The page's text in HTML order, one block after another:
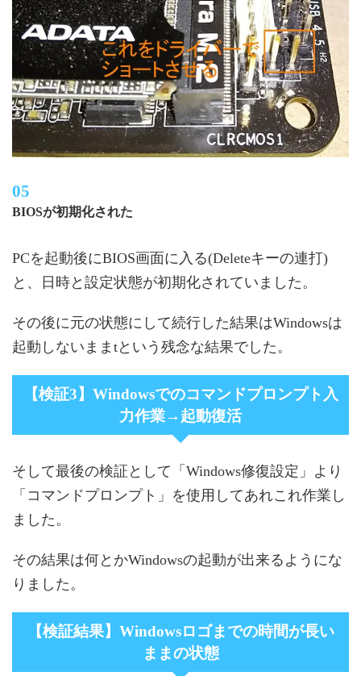
BIOSが初期化された
PCを起動後にBIOS画面に入る(Deleteキーの連打)
と、日時と設定状態が初期化されていました。
その後に元の状態にして続行した結果はWindowsは
起動しないままtという残念な結果でした。
【検証3】Windowsでのコマンドプロンプト入
力作業→起動復活
そして最後の検証として「Windows修復設定」より
「コマンドプロンプト」を使用してあれこれ作業し
ました。
その結果は何とかWindowsの起動が出来るようにな
りました。
【検証結果】Windowsロゴまでの時間が長い
ままの状態